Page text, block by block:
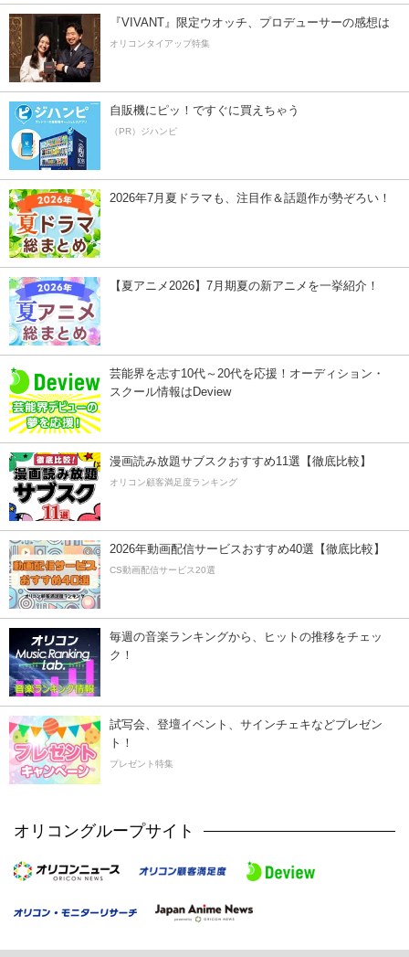
『VIVANT』限定ウオッチ、プロデューサーの感想は
オリコンタイアップ特集
自販機にピッ！ですぐに買えちゃう
（PR）ジハンピ
2026年7月夏ドラマも、注目作＆話題作が勢ぞろい！
【夏アニメ2026】7月期夏の新アニメを一挙紹介！
芸能界を志す10代～20代を応援！オーディション・
スクール情報はDeview
漫画読み放題サブスクおすすめ11選【徹底比較】
オリコン顧客満足度ランキング
2026年動画配信サービスおすすめ40選【徹底比較】
CS動画配信サービス20選
毎週の音楽ランキングから、ヒットの推移をチェッ
ク！
試写会、登壇イベント、サインチェキなどプレゼン
ト！
プレゼント特集
オリコングループサイト